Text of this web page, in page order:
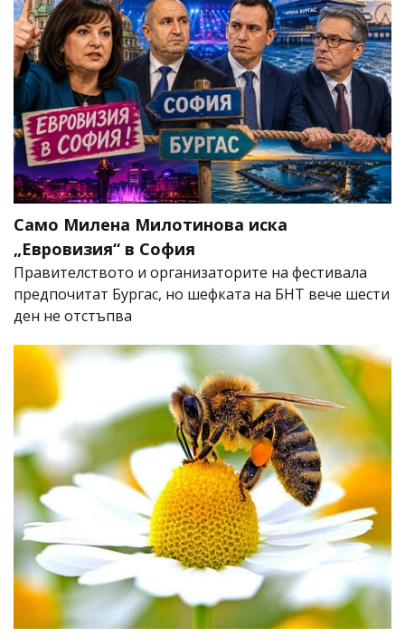
Само Милена Милотинова иска
„Евровизия“ в София
Правителството и организаторите на фестивала
предпочитат Бургас, но шефката на БНТ вече шести
ден не отстъпва